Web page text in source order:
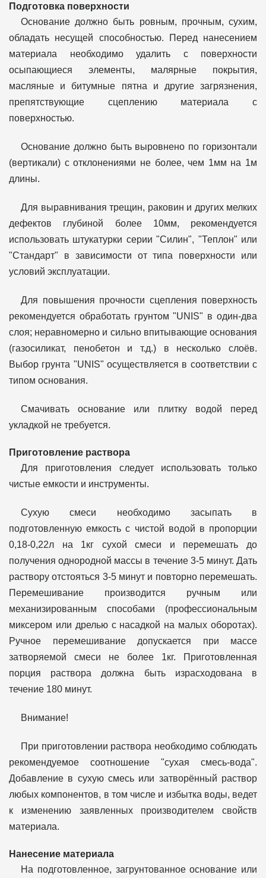
Подготовка поверхности
Основание должно быть ровным, прочным, сухим,
обладать несущей способностью. Перед нанесением
материала необходимо удалить с поверхности
осыпающиеся элементы, малярные покрытия,
масляные и битумные пятна и другие загрязнения,
препятствующие сцеплению материала с
поверхностью.
Основание должно быть выровнено по горизонтали
(вертикали) с отклонениями не более, чем 1мм на 1м
длины.
Для выравнивания трещин, раковин и других мелких
дефектов глубиной более 10мм, рекомендуется
использовать штукатурки серии "Силин", "Теплон" или
"Стандарт" в зависимости от типа поверхности или
условий эксплуатации.
Для повышения прочности сцепления поверхность
рекомендуется обработать грунтом "UNIS" в один-два
слоя; неравномерно и сильно впитывающие основания
(газосиликат, пенобетон и т.д.) в несколько слоёв.
Выбор грунта "UNIS" осуществляется в соответствии с
типом основания.
Смачивать основание или плитку водой перед
укладкой не требуется.
Приготовление раствора
Для приготовления следует использовать только
чистые емкости и инструменты.
Сухую смеси необходимо засыпать в
подготовленную емкость с чистой водой в пропорции
0,18-0,22л на 1кг сухой смеси и перемешать до
получения однородной массы в течение 3-5 минут. Дать
раствору отстояться 3-5 минут и повторно перемешать.
Перемешивание производится ручным или
механизированным способами (профессиональным
миксером или дрелью с насадкой на малых оборотах).
Ручное перемешивание допускается при массе
затворяемой смеси не более 1кг. Приготовленная
порция раствора должна быть израсходована в
течение 180 минут.
Внимание!
При приготовлении раствора необходимо соблюдать
рекомендуемое соотношение "сухая смесь-вода".
Добавление в сухую смесь или затворённый раствор
любых компонентов, в том числе и избытка воды, ведет
к изменению заявленных производителем свойств
материала.
Нанесение материала
На подготовленное, загрунтованное основание или